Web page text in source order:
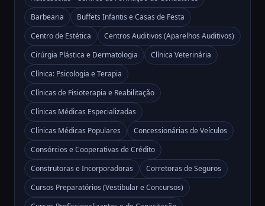
Barbearia
Buffets Infantis e Casas de Festa
Centro de Estética
Centros Auditivos (Aparelhos Auditivos)
Cirúrgia Plástica e Dermatologia
Clínica Veterinária
Clínica: Psicologia e Terapia
Clínicas de Fisioterapia e Reabilitação
Clínicas Médicas Especializadas
Clínicas Médicas Populares
Concessionárias de Veículos
Consórcios e Cooperativas de Crédito
Construtoras e Incorporadoras
Corretoras de Seguros
Cursos Preparatórios (Vestibular e Concursos)